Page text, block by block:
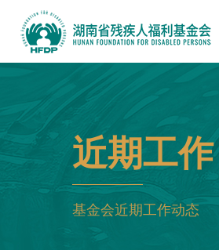
近期工作
基金会近期工作动态